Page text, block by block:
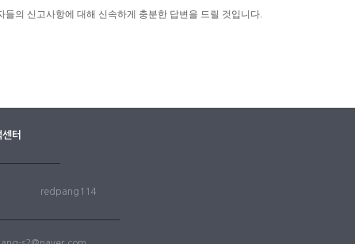
의 신고사항에 대해 신속하게 충분한 답변을 드릴 것입니다.
터
redpang114